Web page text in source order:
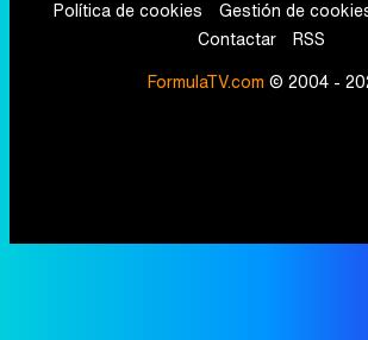
Política de cookies
Gestión de
Contactar
RSS
FormulaTV.com © 2004 -